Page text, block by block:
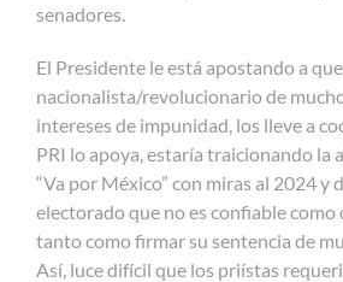
senadores.
El Presidente le está apostando a
nacionalista/revolucionario de
intereses de impunidad, los lleve a
PRI lo apoya, estaría traicionando la
“Va por México” con miras al 2024 y
electorado que no es confiable como
tanto como firmar su sentencia de
Así, luce difícil que los priístas